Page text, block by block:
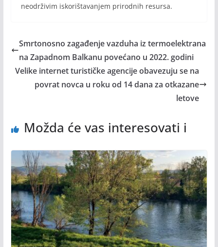
neodrživim iskorištavanjem prirodnih resursa.
Smrtonosno zagađenje vazduha iz termoelektrana
na Zapadnom Balkanu povećano u 2022. godini
Velike internet turističke agencije obavezuju se na
povrat novca u roku od 14 dana za otkazane
letove
Možda će vas interesovati i